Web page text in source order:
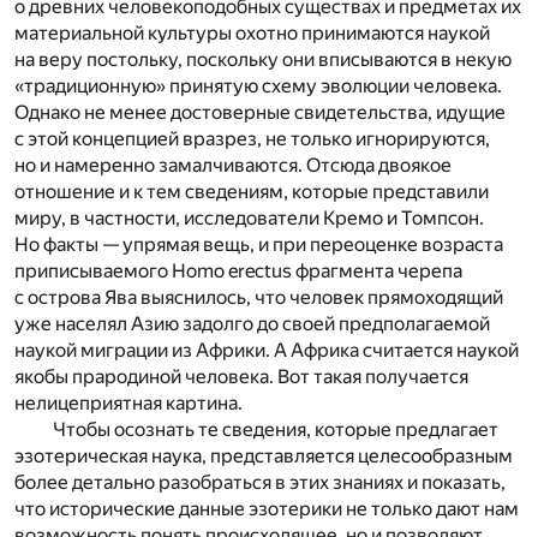
о древних человекоподобных существах и предметах их
материальной культуры охотно принимаются наукой
на веру постольку, поскольку они вписываются в некую
«традиционную» принятую схему эволюции человека.
Однако не менее достоверные свидетельства, идущие
с этой концепцией вразрез, не только игнорируются,
но и намеренно замалчиваются. Отсюда двоякое
отношение и к тем сведениям, которые представили
миру, в частности, исследователи Кремо и Томпсон.
Но факты — упрямая вещь, и при переоценке возраста
приписываемого Homo erectus фрагмента черепа
с острова Ява выяснилось, что человек прямоходящий
уже населял Азию задолго до своей предполагаемой
наукой миграции из Африки. А Африка считается наукой
якобы прародиной человека. Вот такая получается
нелицеприятная картина.
Чтобы осознать те сведения, которые предлагает
эзотерическая наука, представляется целесообразным
более детально разобраться в этих знаниях и показать,
что исторические данные эзотерики не только дают нам